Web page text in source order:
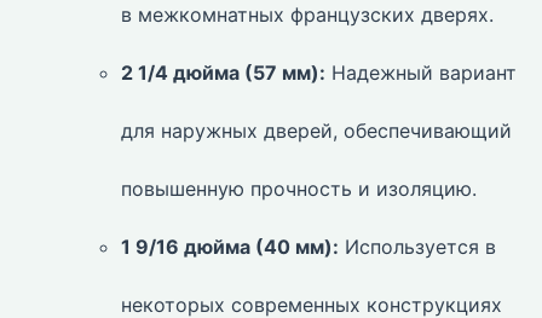
в межкомнатных французских дверях.
2 1/4 дюйма (57 мм): Надежный вариант
для наружных дверей, обеспечивающий
повышенную прочность и изоляцию.
1 9/16 дюйма (40 мм): Используется в
некоторых современных конструкциях